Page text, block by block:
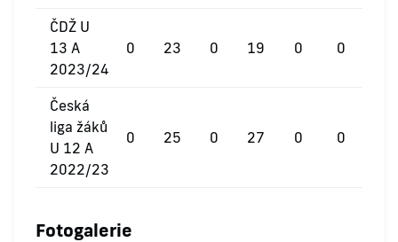
ČDŽ U
13 A
2023/24
0 23 0 19 0 0
Česká
liga žáků
U 12 A
2022/23
0 25 0 27 0 0
Fotogalerie